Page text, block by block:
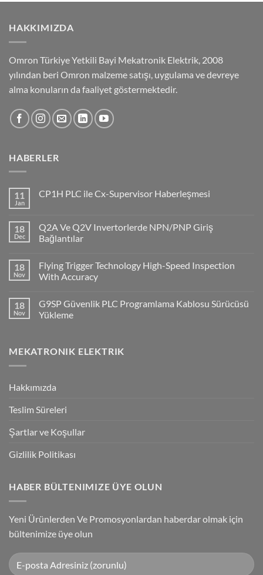
HAKKIMIZDA
Omron Türkiye Yetkili Bayi Mekatronik Elektrik, 2008
yılından beri Omron malzeme satışı, uygulama ve devreye
alma konuların da faaliyet göstermektedir.
HABERLER
11
Jan
CP1H PLC ile Cx-Supervisor Haberleşmesi
CP1H
PLC
ile
Haberleşmesi
18
Dec
Q2A Ve Q2V Invertorlerde NPN/PNP Giriş
Bağlantılar
on
Q2A
Ve
NPN/PNP
Giriş
Bağlantılar
18
Nov
Flying Trigger Technology High-Speed Inspection
With Accuracy
on
Flying
Trigger
Inspection
With
18
Nov
G9SP Güvenlik PLC Programlama Kablosu Sürücüsü
Yükleme
G9SP
Güvenlik
Sürücüsü
MEKATRONIK ELEKTRIK
Hakkımızda
Teslim Süreleri
Şartlar ve Koşullar
Gizlilik Politikası
HABER BÜLTENIMIZE ÜYE OLUN
Yeni Ürünlerden Ve Promosyonlardan haberdar olmak için
bültenimize üye olun